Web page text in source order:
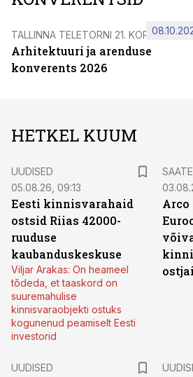
TALLINNA TELETORNI 21. KORRUSEL
Arhitektuuri ja arenduse
konverents 2026
HETKEL KUUM
UUDISED
05.08.26, 09:13
Eesti kinnisvarahaid
ostsid Riias 42000-
ruuduse
kaubanduskeskuse
Viljar Arakas: On heameel
tõdeda, et taaskord on
suuremahulise
kinnisvaraobjekti ostuks
kogunenud peamiselt Eesti
investorid
Arco
UUDISED